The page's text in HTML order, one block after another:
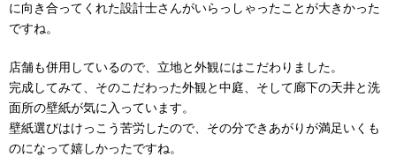
に向き合ってくれた設計士さんがいらっしゃったことが大きかった
ですね。
店舗も併用しているので、立地と外観にはこだわりました。
完成してみて、そのこだわった外観と中庭、そして廊下の天井と洗
面所の壁紙が気に入っています。
壁紙選びはけっこう苦労したので、その分できあがりが満足いくも
のになって嬉しかったですね。